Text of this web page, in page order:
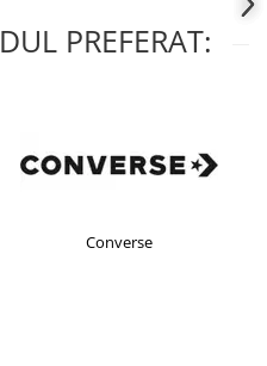
PREFERAT:
Converse